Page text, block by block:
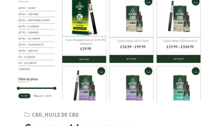
CBD, HUILE DE CBD